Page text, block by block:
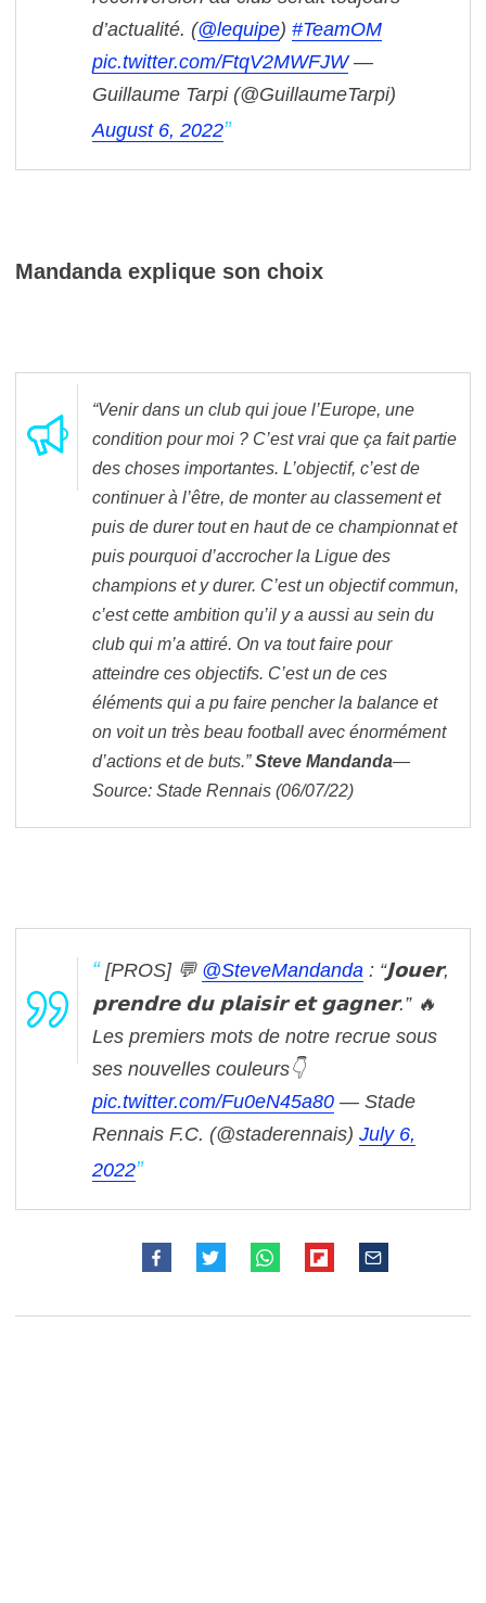
d’actualité. (@lequipe) #TeamOM
pic.twitter.com/FtqV2MWFJW —
Guillaume Tarpi (@GuillaumeTarpi)
August 6, 2022
Mandanda explique son choix
“Venir dans un club qui joue l’Europe, une
condition pour moi ? C’est vrai que ça fait partie
des choses importantes. L’objectif, c’est de
continuer à l’être, de monter au classement et
puis de durer tout en haut de ce championnat et
puis pourquoi d’accrocher la Ligue des
champions et y durer. C’est un objectif commun,
c’est cette ambition qu’il y a aussi au sein du
club qui m’a attiré. On va tout faire pour
atteindre ces objectifs. C’est un de ces
éléments qui a pu faire pencher la balance et
on voit un très beau football avec énormément
d’actions et de buts.”Steve Mandanda—
Source: Stade Rennais (06/07/22)
[PROS] 💬 @SteveMandanda : “𝗝𝗼𝘂𝗲𝗿,
𝗽𝗿𝗲𝗻𝗱𝗿𝗲 𝗱𝘂 𝗽𝗹𝗮𝗶𝘀𝗶𝗿 𝗲𝘁 𝗴𝗮𝗴𝗻𝗲𝗿.” 🔥
Les premiers mots de notre recrue sous
ses nouvelles couleurs👇
pic.twitter.com/Fu0eN45a80 — Stade
Rennais F.C. (@staderennais) July 6,
2022